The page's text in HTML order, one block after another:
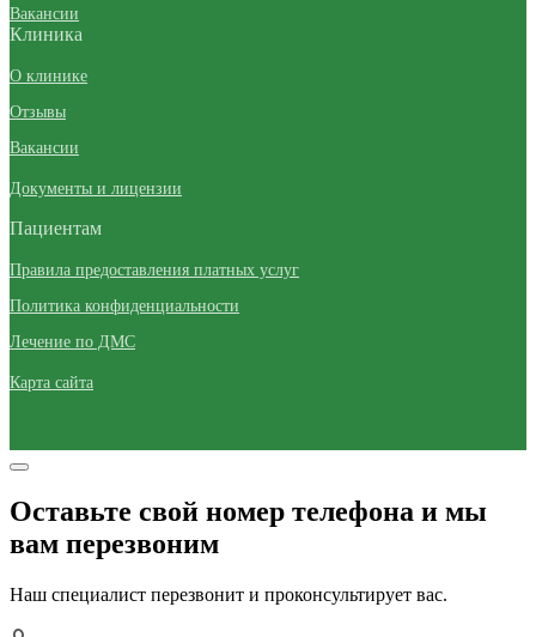
Вакансии
Клиника
О клинике
Отзывы
Вакансии
Документы и лицензии
Пациентам
Правила предоставления платных услуг
Политика конфиденциальности
Лечение по ДМС
Карта сайта
Оставьте свой номер телефона и мы
вам перезвоним
Наш специалист перезвонит и проконсультирует вас.